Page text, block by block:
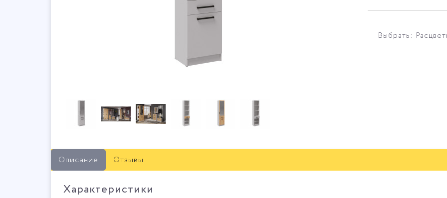
Выбрать:
Описание Отзывы
Характеристики